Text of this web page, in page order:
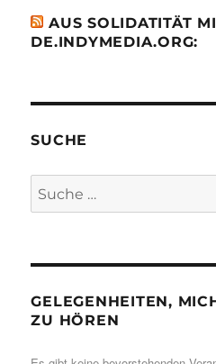
AUS SOLIDATITÄT
DE.INDYMEDIA.ORG:
SUCHE
Suche
nach:
GELEGENHEITEN,
ZU HÖREN